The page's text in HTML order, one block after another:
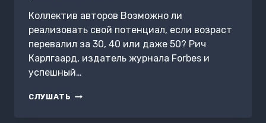
Коллектив авторов Возможно ли
реализовать свой потенциал, если возраст
перевалил за 30, 40 или даже 50? Рич
Карлгаард, издатель журнала Forbes и
успешный…
СЛУШАТЬ САММАРИ